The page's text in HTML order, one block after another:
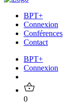
BPT+
Connexion
Conférences
Contact
BPT+
Connexion
0